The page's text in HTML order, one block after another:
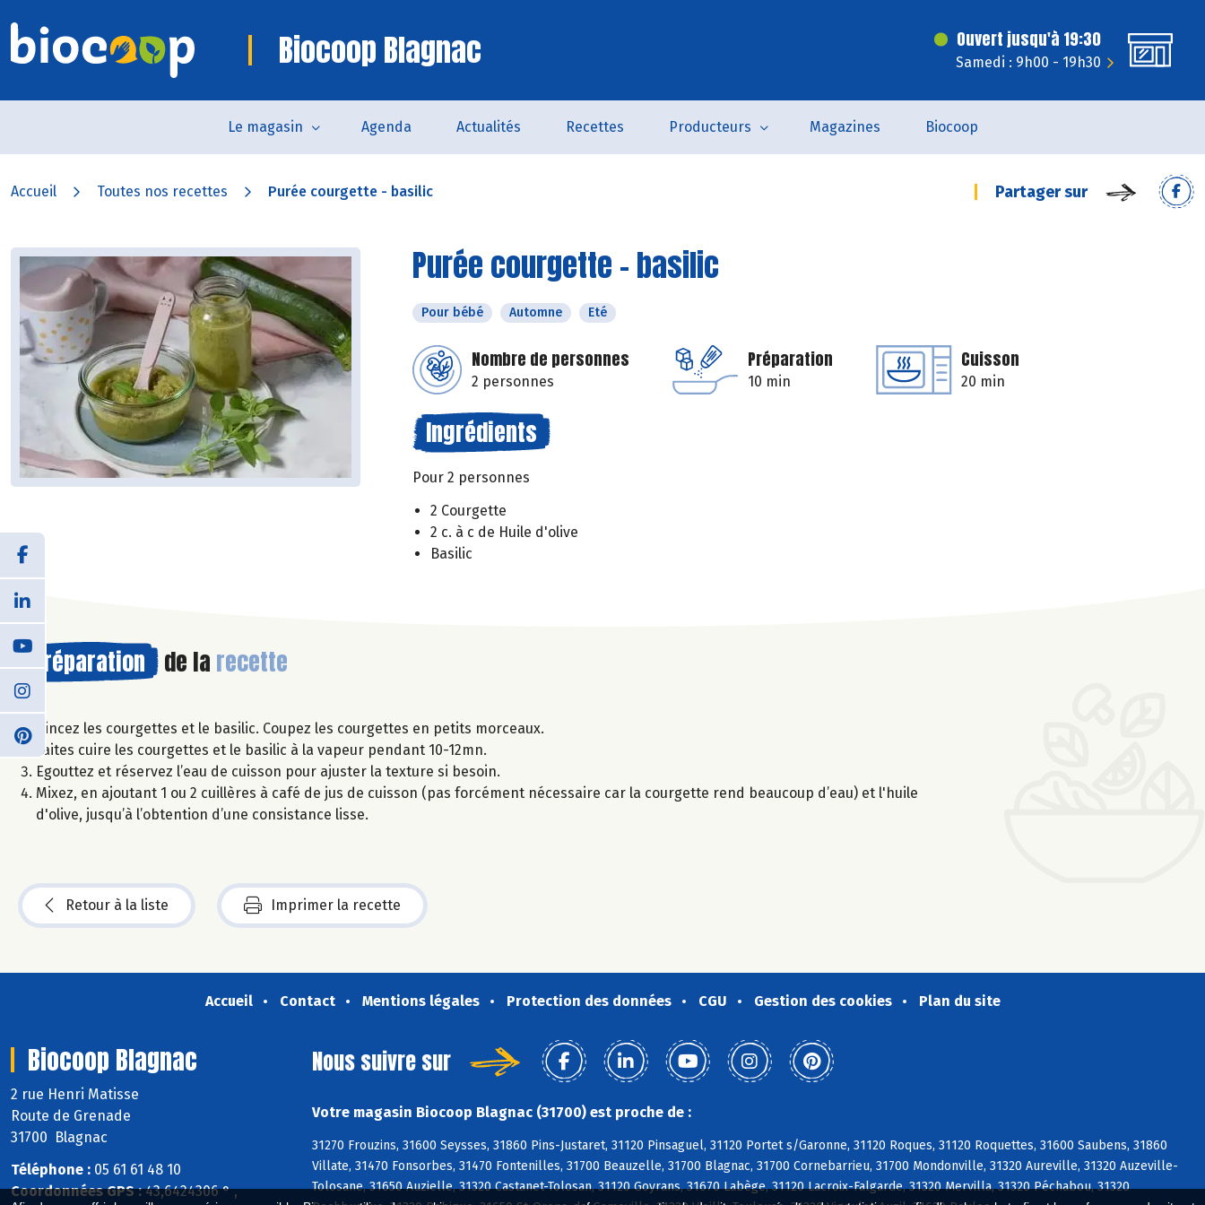
Biocoop Blagnac Ouvert jusqu'à 19:30
Samedi : 9h00 - 19h30
Le magasin Agenda Actualités Recettes Producteurs Magazines Biocoop
Accueil Toutes nos recettes Purée courgette - basilic Partager sur
Purée courgette - basilic
Pour bébé Automne Eté
Nombre de personnes
2 personnes
Préparation
10 min
Cuisson
20 min
Ingrédients
Pour 2 personnes
2 Courgette
2 c. à c de Huile d'olive
Basilic
Préparation de la recette
Rincez les courgettes et le basilic. Coupez les courgettes en petits morceaux.
Faites cuire les courgettes et le basilic à la vapeur pendant 10-12mn.
Egouttez et réservez l’eau de cuisson pour ajuster la texture si besoin.
Mixez, en ajoutant 1 ou 2 cuillères à café de jus de cuisson (pas forcément nécessaire car la courgette rend beaucoup d’eau) et l'huile
d'olive, jusqu’à l’obtention d’une consistance lisse.
Retour à la liste Imprimer la recette
Accueil Contact Mentions légales Protection des données CGU Gestion des cookies Plan du site
Biocoop Blagnac
2 rue Henri Matisse
Route de Grenade
31700 Blagnac
Téléphone : 05 61 61 48 10
Coordonnées GPS :43,6424306 ° ,
Nous suivre sur
Votre magasin Biocoop Blagnac (31700) est proche de :
31270 Frouzins, 31600 Seysses, 31860 Pins-Justaret, 31120 Pinsaguel, 31120 Portet s/Garonne, 31120 Roques, 31120 Roquettes, 31600 Saubens, 31860
Villate, 31470 Fonsorbes, 31470 Fontenilles, 31700 Beauzelle, 31700 Blagnac, 31700 Cornebarrieu, 31700 Mondonville, 31320 Aureville, 31320 Auzeville-
Tolosane, 31650 Auzielle, 31320 Castanet-Tolosan, 31120 Goyrans, 31670 Labège, 31120 Lacroix-Falgarde, 31320 Mervilla, 31320 Péchabou, 31320